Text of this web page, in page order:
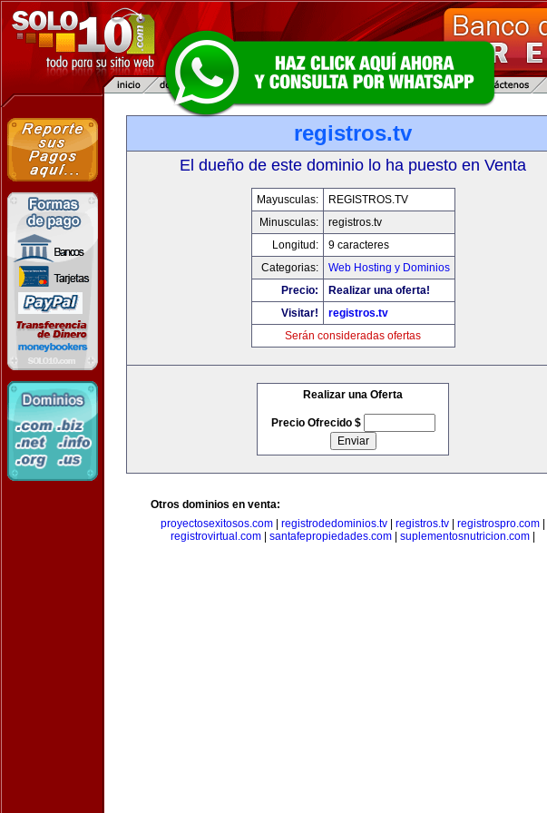
registros.tv
El dueño de este dominio lo ha puesto en Venta
Mayusculas:
REGISTROS.TV
Minusculas:
registros.tv
Longitud:
9 caracteres
Categorias:
Web Hosting y Dominios
Precio:
Realizar una oferta!
Visitar!
registros.tv
Serán consideradas ofertas
Realizar una Oferta
Precio Ofrecido $
Otros dominios en venta:
proyectosexitosos.com
registrodedominios.tv registros.tv registrospro.com
registrovirtual.com
santafepropiedades.com suplementosnutricion.com